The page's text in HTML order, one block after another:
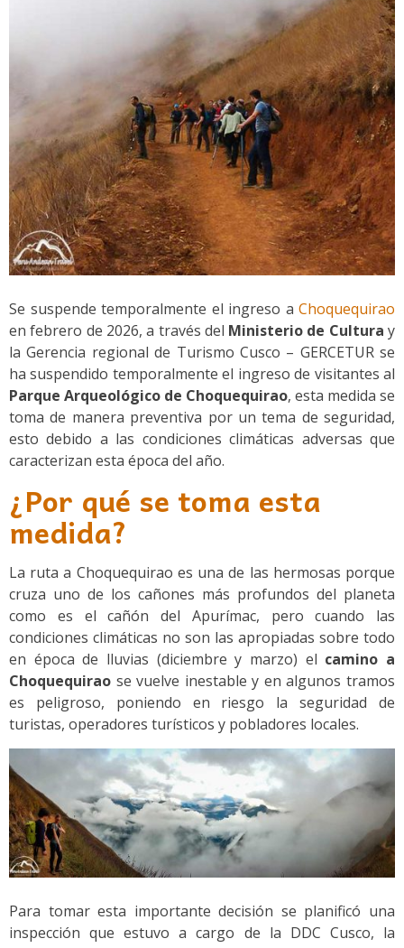
Se suspende temporalmente el ingreso a Choquequirao
en febrero de 2026, a través del Ministerio de Cultura y
la Gerencia regional de Turismo Cusco – GERCETUR se
ha suspendido temporalmente el ingreso de visitantes al
Parque Arqueológico de Choquequirao, esta medida se
toma de manera preventiva por un tema de seguridad,
esto debido a las condiciones climáticas adversas que
caracterizan esta época del año.
¿Por qué se toma esta
medida?
La ruta a Choquequirao es una de las hermosas porque
cruza uno de los cañones más profundos del planeta
como es el cañón del Apurímac, pero cuando las
condiciones climáticas no son las apropiadas sobre todo
en época de lluvias (diciembre y marzo) el camino a
Choquequirao se vuelve inestable y en algunos tramos
es peligroso, poniendo en riesgo la seguridad de
turistas, operadores turísticos y pobladores locales.
Para tomar esta importante decisión se planificó una
inspección que estuvo a cargo de la DDC Cusco, la